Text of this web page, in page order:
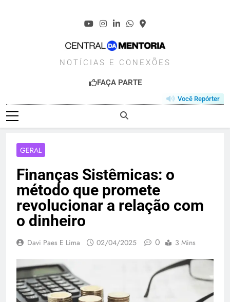
NOTÍCIAS E CONEXÕES
FAÇA PARTE
Você Repórter
GERAL
Finanças Sistêmicas: o
método que promete
revolucionar a relação com
o dinheiro
Davi Paes E Lima 02/04/2025 0 3 Mins